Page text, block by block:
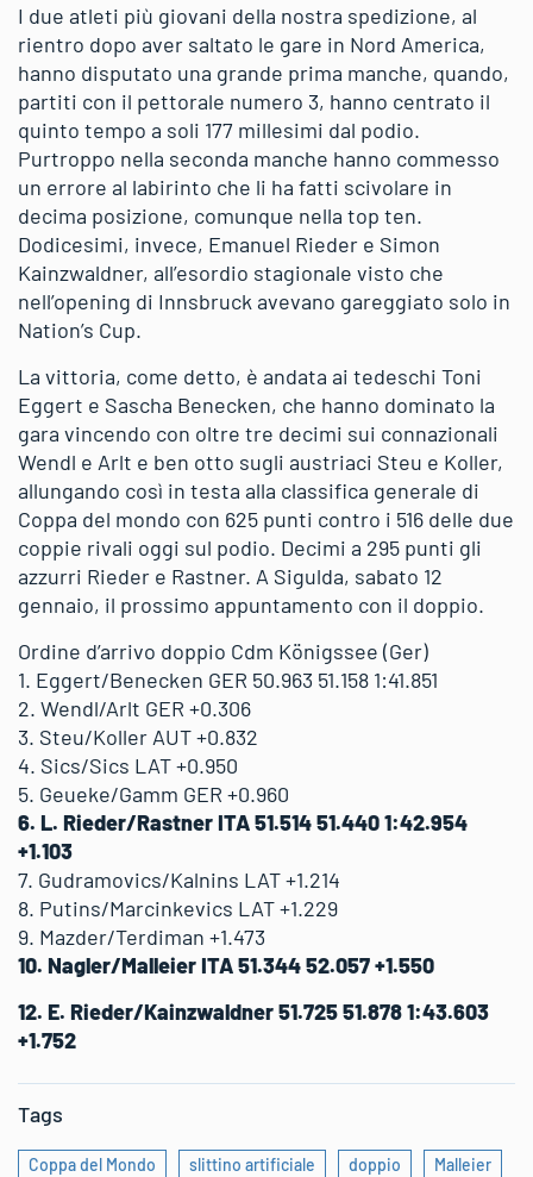
I due atleti più giovani della nostra spedizione, al
rientro dopo aver saltato le gare in Nord America,
hanno disputato una grande prima manche, quando,
partiti con il pettorale numero 3, hanno centrato il
quinto tempo a soli 177 millesimi dal podio.
Purtroppo nella seconda manche hanno commesso
un errore al labirinto che li ha fatti scivolare in
decima posizione, comunque nella top ten.
Dodicesimi, invece, Emanuel Rieder e Simon
Kainzwaldner, all’esordio stagionale visto che
nell’opening di Innsbruck avevano gareggiato solo in
Nation’s Cup.
La vittoria, come detto, è andata ai tedeschi Toni
Eggert e Sascha Benecken, che hanno dominato la
gara vincendo con oltre tre decimi sui connazionali
Wendl e Arlt e ben otto sugli austriaci Steu e Koller,
allungando così in testa alla classifica generale di
Coppa del mondo con 625 punti contro i 516 delle due
coppie rivali oggi sul podio. Decimi a 295 punti gli
azzurri Rieder e Rastner. A Sigulda, sabato 12
gennaio, il prossimo appuntamento con il doppio.
Ordine d’arrivo doppio Cdm Königssee (Ger)
1. Eggert/Benecken GER 50.963 51.158 1:41.851
2. Wendl/Arlt GER +0.306
3. Steu/Koller AUT +0.832
4. Sics/Sics LAT +0.950
5. Geueke/Gamm GER +0.960
6. L. Rieder/Rastner ITA 51.514 51.440 1:42.954
+1.103
7. Gudramovics/Kalnins LAT +1.214
8. Putins/Marcinkevics LAT +1.229
9. Mazder/Terdiman +1.473
10. Nagler/Malleier ITA 51.344 52.057 +1.550
12. E. Rieder/Kainzwaldner 51.725 51.878 1:43.603
+1.752
Tags
Coppa del Mondo slittino artificiale doppio Malleier